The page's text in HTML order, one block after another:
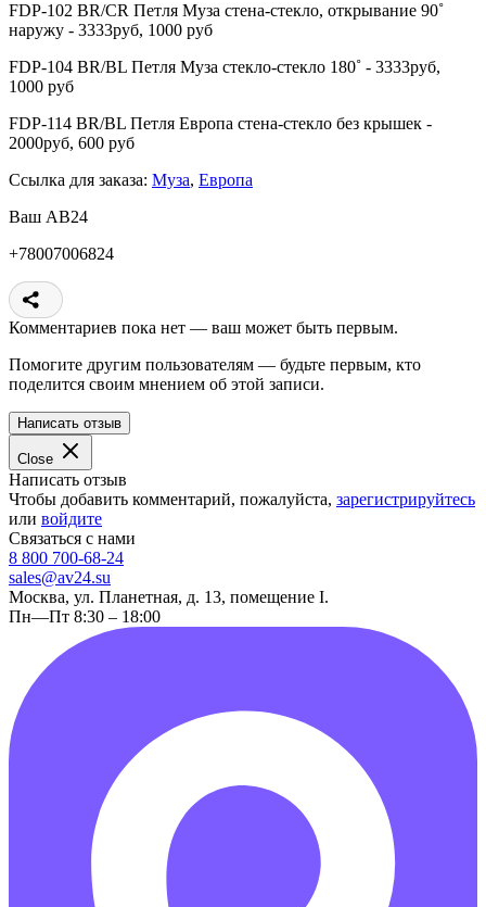
FDP-102 BR/CR Петля Муза стена-стекло, открывание 90˚
наружу - 3333руб, 1000 руб
FDP-104 BR/BL Петля Муза стекло-стекло 180˚ - 3333руб,
1000 руб
FDP-114 BR/BL Петля Европа стена-стекло без крышек -
2000руб, 600 руб
Ссылка для заказа: Муза, Европа
Ваш АВ24
+78007006824
Комментариев пока нет — ваш может быть первым.
Помогите другим пользователям — будьте первым, кто
поделится своим мнением об этой записи.
Написать отзыв
Close
Написать отзыв
Чтобы добавить комментарий, пожалуйста, зарегистрируйтесь
или войдите
Связаться с нами
8 800 700-68-24
sales@av24.su
Москва, ул. Планетная, д. 13, помещение I.
Пн—Пт 8:30 – 18:00